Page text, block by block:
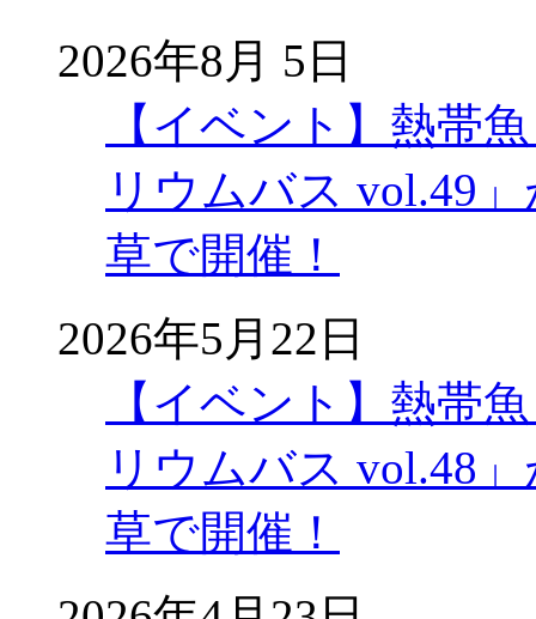
2026年8月 5日
【イベント】熱帯
リウムバス vol.49
草で開催！
2026年5月22日
【イベント】熱帯
リウムバス vol.48
草で開催！